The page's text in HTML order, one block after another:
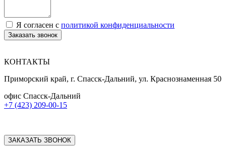
Я согласен с политикой конфиденциальности
Заказать звонок
КОНТАКТЫ
Приморский край, г. Спасск-Дальний, ул. Краснознаменная 50
офис Спасск-Дальний
+7 (423) 209-00-15
ЗАКАЗАТЬ ЗВОНОК